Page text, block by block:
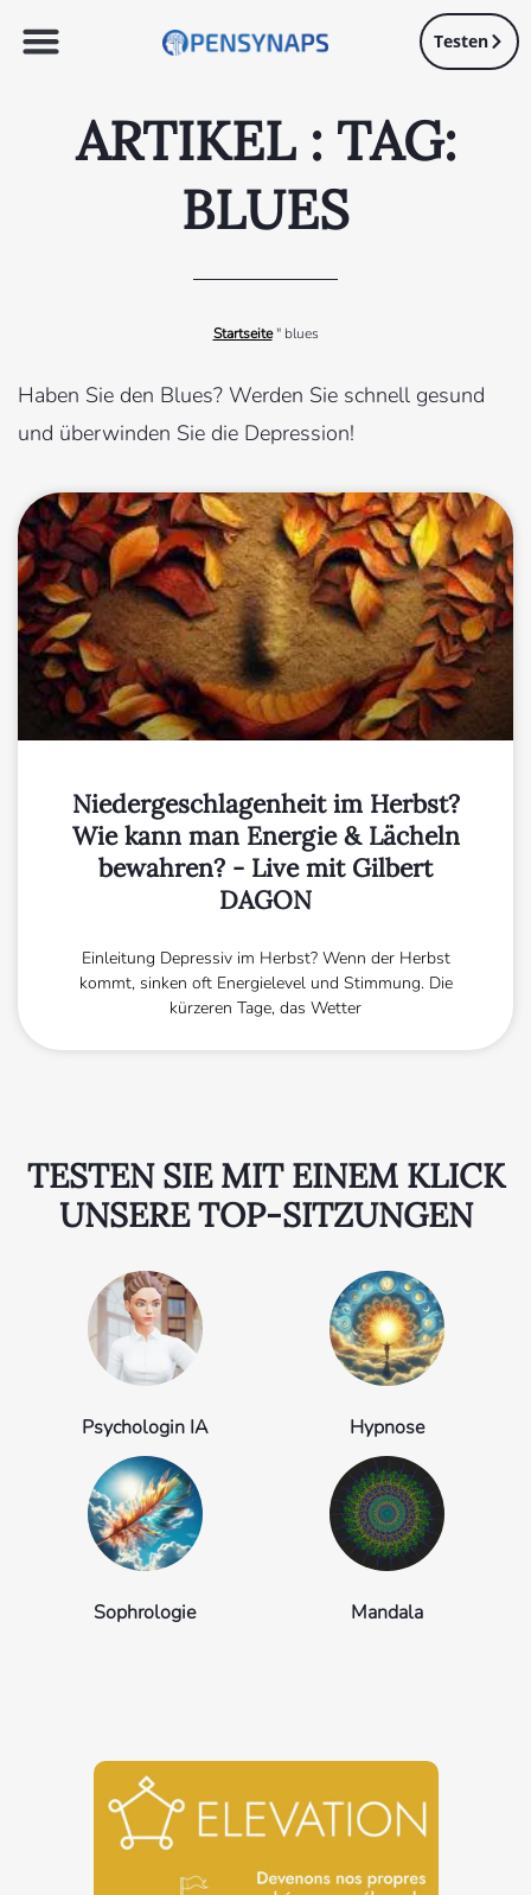
Testen
ARTIKEL : TAG:
BLUES
Startseite" blues
Haben Sie den Blues? Werden Sie schnell gesund
und überwinden Sie die Depression!
Niedergeschlagenheit im Herbst?
Wie kann man Energie & Lächeln
bewahren? - Live mit Gilbert
DAGON
Einleitung Depressiv im Herbst? Wenn der Herbst
kommt, sinken oft Energielevel und Stimmung. Die
kürzeren Tage, das Wetter
TESTEN SIE MIT EINEM KLICK
UNSERE TOP-SITZUNGEN
Psychologin IA Hypnose
Sophrologie Mandala